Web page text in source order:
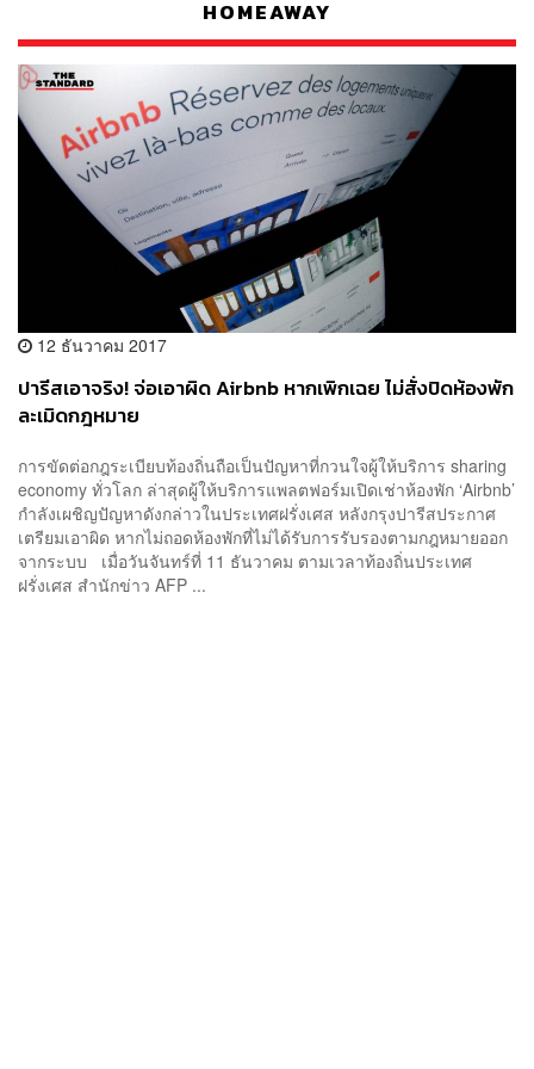
HOMEAWAY
12 ธันวาคม 2017
ปารีสเอาจริง! จ่อเอาผิด Airbnb หากเพิกเฉย ไม่สั่งปิดห้องพัก
ละเมิดกฎหมาย
การขัดต่อกฎระเบียบท้องถิ่นถือเป็นปัญหาที่กวนใจผู้ให้บริการ sharing
economy ทั่วโลก ล่าสุดผู้ให้บริการแพลตฟอร์มเปิดเช่าห้องพัก ‘Airbnb’
กำลังเผชิญปัญหาดังกล่าวในประเทศฝรั่งเศส หลังกรุงปารีสประกาศ
เตรียมเอาผิด หากไม่ถอดห้องพักที่ไม่ได้รับการรับรองตามกฎหมายออก
จากระบบ เมื่อวันจันทร์ที่ 11 ธันวาคม ตามเวลาท้องถิ่นประเทศ
ฝรั่งเศส สำนักข่าว AFP ...